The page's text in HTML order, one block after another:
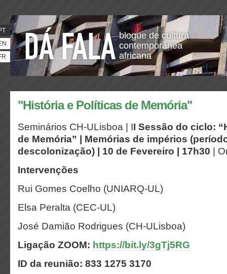
blogue de cultura
contemporânea
africana
"História e Políticas de Memória"
Seminários CH-ULisboa | II Sessão do ciclo:
de Memória” |
Memórias de impérios
descolonização) | 10 de Fevereiro | 17h30 |
Intervenções
Rui Gomes Coelho (UNIARQ-UL)
Elsa Peralta (CEC-UL)
José Damião Rodrigues (CH-ULisboa)
Ligação ZOOM: https://bit.ly/3gTj5RG
ID da reunião: 833 1275 3170